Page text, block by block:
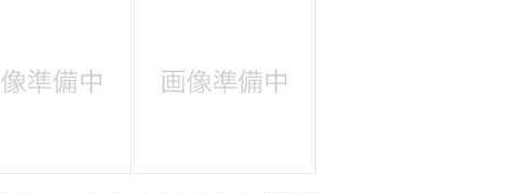
English / 中文